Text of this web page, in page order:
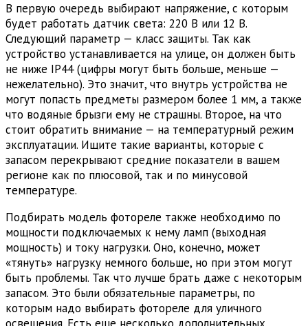
В первую очередь выбирают напряжение, с которым
будет работать датчик света: 220 В или 12 В.
Следующий параметр — класс защиты. Так как
устройство устанавливается на улице, он должен быть
не ниже IP44 (цифры могут быть больше, меньше —
нежелательно). Это значит, что внутрь устройства не
могут попасть предметы размером более 1 мм, а также
что водяные брызги ему не страшны. Второе, на что
стоит обратить внимание — на температурный режим
эксплуатации. Ищите такие варианты, которые с
запасом перекрывают средние показатели в вашем
регионе как по плюсовой, так и по минусовой
температуре.
Подбирать модель фотореле также необходимо по
мощности подключаемых к нему ламп (выходная
мощность) и току нагрузки. Оно, конечно, может
«тянуть» нагрузку немного больше, но при этом могут
быть проблемы. Так что лучше брать даже с некоторым
запасом. Это были обязательные параметры, по
которым надо выбирать фотореле для уличного